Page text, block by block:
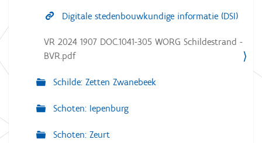
Digitale stedenbouwkundige informatie (DSI)
VR 2024 1907 DOC.1041-305 WORG Schildestrand -
BVR.pdf
Schilde: Zetten Zwanebeek
Schoten: Iepenburg
Schoten: Zeurt